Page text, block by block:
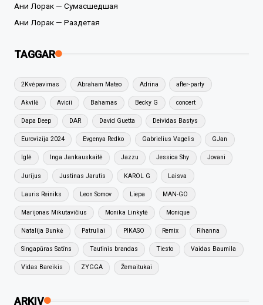
Ани Лорак — Сумасшедшая
Ани Лорак — Раздетая
TAGGAR
2Kvėpavimas Abraham Mateo Adrina after-party
Akvilė Avicii Bahamas Becky G concert
Dapa Deep DAR David Guetta Deividas Bastys
Eurovizija 2024 Evgenya Redko Gabrielius Vagelis GJan
Iglė Inga Jankauskaitė Jazzu Jessica Shy Jovani
Jurijus Justinas Jarutis KAROL G Laisva
Lauris Reiniks Leon Somov Liepa MAN-GO
Marijonas Mikutavičius Monika Linkytė Monique
Natalija Bunkė Patruliai PIKASO Remix Rihanna
Singapūras Satīns Tautinis brandas Tiesto Vaidas Baumila
Vidas Bareikis ZYGGA Žemaitukai
ARKIV